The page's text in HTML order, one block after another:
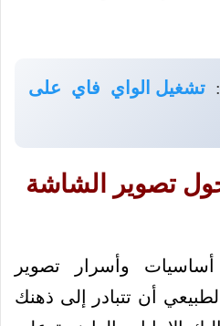
تشغيل الواي فاي على
حول تصوير الشاشة
وأسرار تصوير
أن تتبادر إلى ذهنك